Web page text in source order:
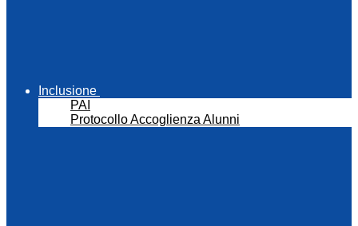
Inclusione
PAI
Protocollo Accoglienza Alunni